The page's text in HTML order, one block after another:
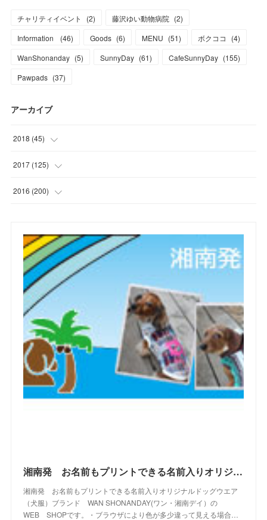
チャリティイベント (2) 藤沢ゆい動物病院 (2)
Information
(46) Goods (6) MENU (51) ボクココ (4)
WanShonanday (5) SunnyDay (61) CafeSunnyDay (155)
Pawpads (37)
アーカイブ
2018 (45)
(1)
(1)
(7)
(2)
(4)
4)
(13)
2017 (125)
(6)
(9)
(10 )
)
(11
(15)
10)
(16)
13)
2016 (200)
(17)
(19)
22)
(28)
(21)
23)
)
(2) 湘南発 お名前もプリントできる名前入りオリジナルドッグウエアブランド WAN SHONANDAY(ワン・湘南デイ）の WEB SHOPです
湘南発 お名前もプリントできる名前入りオリジナルドッグウエア
（犬服）ブランド WAN SHONANDAY(ワン・湘南デイ）の
WEB SHOPです。・ブラウザにより色が多少違って見える場合…